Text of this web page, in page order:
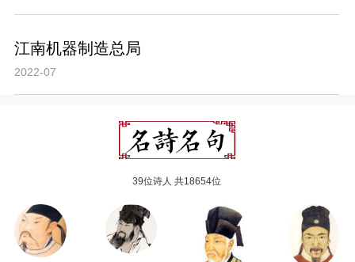
江南机器制造总局
2022-07
39位诗人 共18654位